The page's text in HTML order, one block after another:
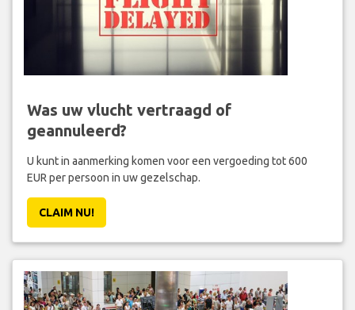
Was uw vlucht vertraagd of
geannuleerd?
U kunt in aanmerking komen voor een vergoeding tot 600
EUR per persoon in uw gezelschap.
CLAIM NU!